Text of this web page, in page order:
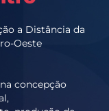
a Distância da
Oeste
concepção